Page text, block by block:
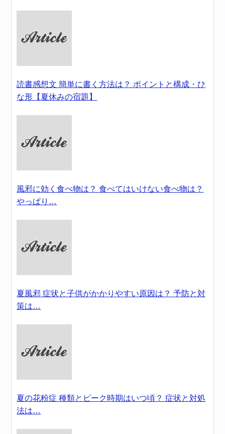
読書感想文 簡単に書く方法は？ ポイントと構成・ひ
な形【夏休みの宿題】
風邪に効く食べ物は？ 食べてはいけない食べ物は？
やっぱり…
夏風邪 症状と子供がかかりやすい原因は？ 予防と対
策は…
夏の花粉症 種類とピーク時期はいつ頃？ 症状と対処
法は…